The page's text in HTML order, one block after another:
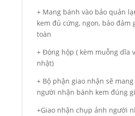
+ Mang bánh vào bảo quản
kem đủ cứng, ngon, bảo đảm
toàn
+ Đóng hộp ( kèm muỗng dĩa
nhật)
+ Bộ phận giao nhận sẽ
người nhận bánh kem đúng
+Giao nhận chụp ảnh người